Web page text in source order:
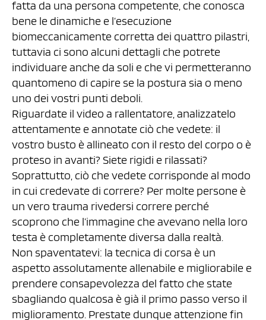
fatta da una persona competente, che conosca
bene le dinamiche e l’esecuzione
biomeccanicamente corretta dei quattro pilastri,
tuttavia ci sono alcuni dettagli che potrete
individuare anche da soli e che vi permetteranno
quantomeno di capire se la postura sia o meno
uno dei vostri punti deboli.
Riguardate il video a rallentatore, analizzatelo
attentamente e annotate ciò che vedete: il
vostro busto è allineato con il resto del corpo o è
proteso in avanti? Siete rigidi e rilassati?
Soprattutto, ciò che vedete corrisponde al modo
in cui credevate di correre? Per molte persone è
un vero trauma rivedersi correre perché
scoprono che l’immagine che avevano nella loro
testa è completamente diversa dalla realtà.
Non spaventatevi: la tecnica di corsa è un
aspetto assolutamente allenabile e migliorabile e
prendere consapevolezza del fatto che state
sbagliando qualcosa è già il primo passo verso il
miglioramento. Prestate dunque attenzione fin